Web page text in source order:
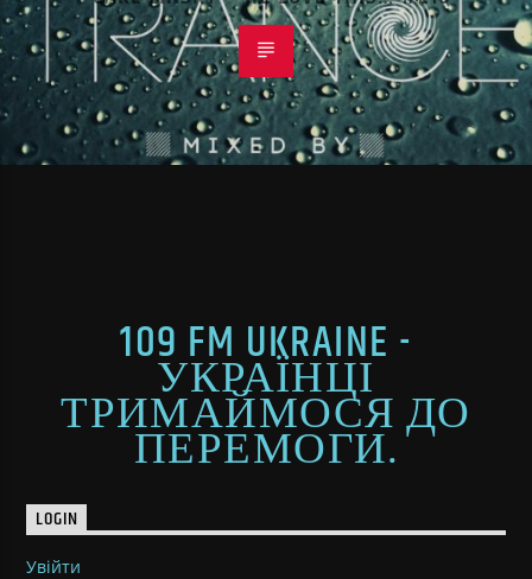
109 FM UKRAINE -
УКРАЇНЦІ
ТРИМАЙМОСЯ ДО
ПЕРЕМОГИ.
LOGIN
Увійти